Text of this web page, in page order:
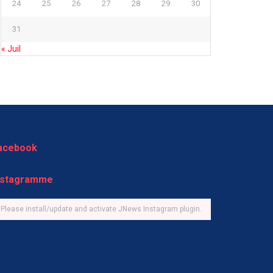
24 25 26 27 28 29 30
31
« Juil
Please install/update and activate JNews Instagram plugin.